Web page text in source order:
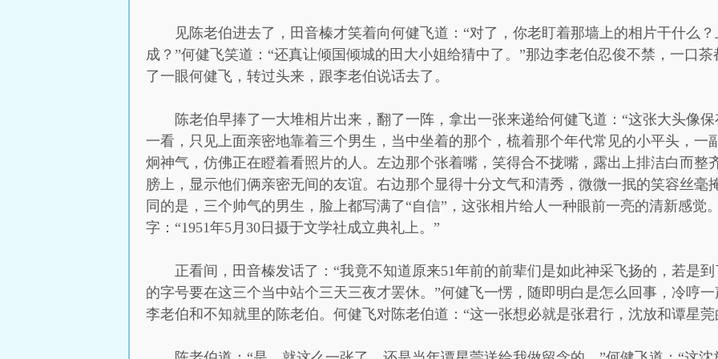
见陈老伯进去了，田音榛才笑着向何健飞道：“对了，你老盯着那墙上的相片干什么
成？”何健飞笑道：“还真让倾国倾城的田大小姐给猜中了。”那边李老伯忍俊不禁，一口
了一眼何健飞，转过头来，跟李老伯说话去了。
陈老伯早捧了一大堆相片出来，翻了一阵，拿出一张来递给何健飞道：“这张大头像
一看，只见上面亲密地靠着三个男生，当中坐着的那个，梳着那个年代常见的小平头，一
炯神气，仿佛正在瞪着看照片的人。左边那个张着嘴，笑得合不拢嘴，露出上排洁白而整
膀上，显示他们俩亲密无间的友谊。右边那个显得十分文气和清秀，微微一抿的笑容丝毫
同的是，三个帅气的男生，脸上都写满了“自信”，这张相片给人一种眼前一亮的清新感觉
字：“1951年5月30日摄于文学社成立典礼上。”
正看间，田音榛发话了：“我竟不知道原来51年前的前辈们是如此神采飞扬的，若是
的字号要在这三个当中站个三天三夜才罢休。”何健飞一愣，随即明白是怎么回事，冷哼
李老伯和不知就里的陈老伯。何健飞对陈老伯道：“这一张想必就是张君行，沈放和谭星莞